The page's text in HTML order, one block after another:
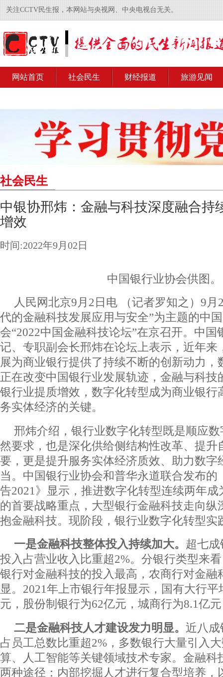
关注CCTV民生报，本网站与央视网、中央电视台无关。
网站首页 社会民生 财经报道 旅游见闻
社会民生
中银协邢炜：金融与科技深度融合持
增效
时间:2022年9月02日
中国银行业协会供图。
人民网北京9月2日电 （记者罗知之）9月
代的金融科技发展应用与安全”为主题的中
会“2022中国金融科技论坛”在京召开。中国
记、专职副会长邢炜在论坛上表示，近年来
展为商业银行提供了持续不断的创新动力，
正在改变中国银行业发展轨迹，金融与科技
银行业提质增效，数字化转型成为商业银行
务实体经济的关键。
邢炜介绍，银行业数字化转型既是顺应
然要求，也是深化供给侧结构性改革、提升
要，更是提升服务实体经济质效、助力数字
当。中国银行业协会和普华永道联合发布的
告2021》显示，推进数字化转型连续两年
的首要战略重点，大型银行金融科技走向纵
抱金融科技。现阶段，银行业数字化转型实
一是金融科技整体投入持续加大。 超七
投入占营业收入比重超2%。分银行类型来
银行对金融科技的投入最高，农商行对金融
显。2021年上市银行年报显示，国有大行
元，股份制银行为62亿元，城商行为8.1亿
二是金融科技人才建设发力明显。 近八成
占员工总数比重超2%，多数银行大量引入
算、人工智能等关键领域技术专家。金融科
两种途径：内部挖掘人才进行复合型培养，